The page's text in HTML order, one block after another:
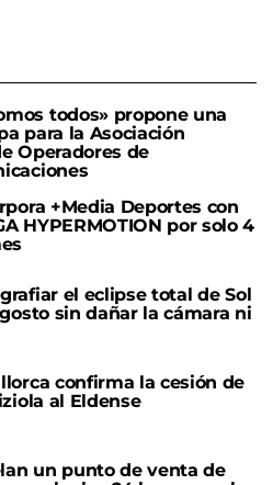
todos» propone una
para la Asociación
Operadores de
+Media Deportes con
HYPERMOTION por solo 4
el eclipse total de Sol
sin dañar la cámara ni
confirma la cesión de
al Eldense
un punto de venta de